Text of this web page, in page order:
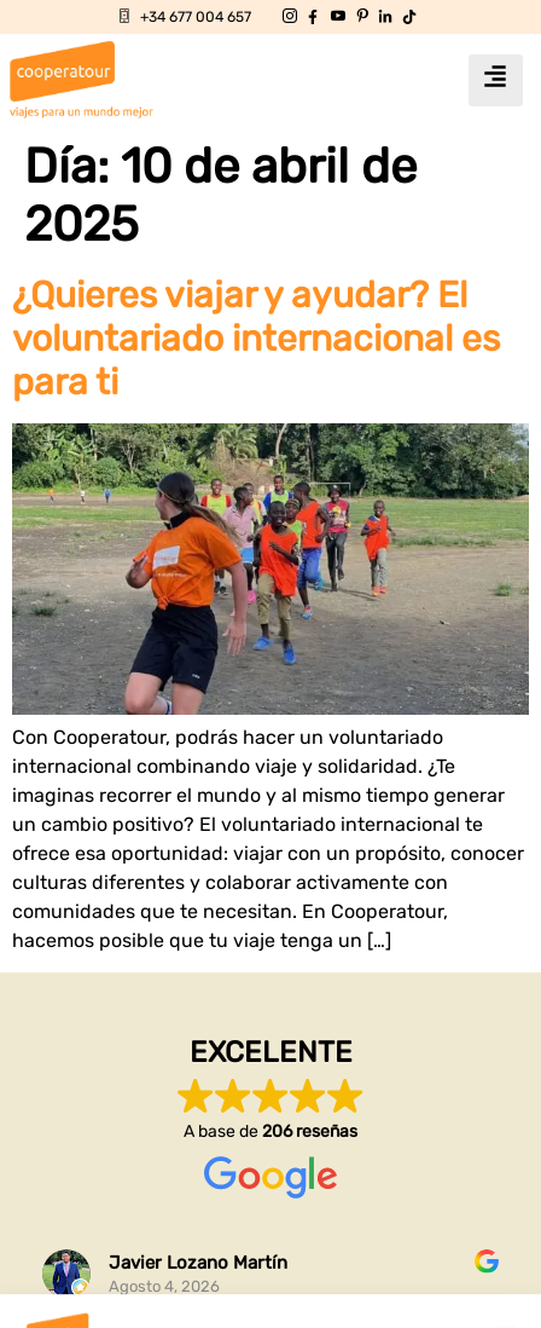
+34 677 004 657
Día: 10 de abril de
2025
¿Quieres viajar y ayudar? El
voluntariado internacional es
para ti
Con Cooperatour, podrás hacer un voluntariado
internacional combinando viaje y solidaridad. ¿Te
imaginas recorrer el mundo y al mismo tiempo generar
un cambio positivo? El voluntariado internacional te
ofrece esa oportunidad: viajar con un propósito, conocer
culturas diferentes y colaborar activamente con
comunidades que te necesitan. En Cooperatour,
hacemos posible que tu viaje tenga un […]
EXCELENTE
A base de206 reseñas
Javier Lozano Martín
Agosto 4, 2026